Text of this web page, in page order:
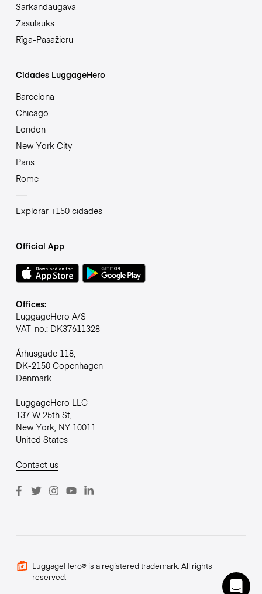
Sarkandaugava
Zasulauks
Rīga-Pasažieru
Cidades LuggageHero
Barcelona
Chicago
London
New York City
Paris
Rome
Explorar +150 cidades
Official App
Offices:
LuggageHero A/S
VAT-no.: DK37611328
Århusgade 118,
DK-2150 Copenhagen
Denmark
LuggageHero LLC
137 W 25th St,
New York, NY 10011
United States
Contact us
LuggageHero® is a registered trademark. All rights
reserved.